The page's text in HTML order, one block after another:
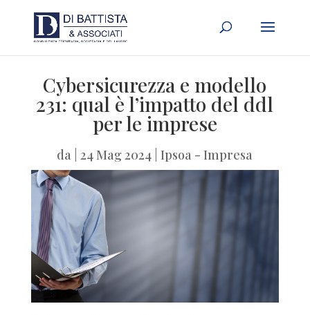
Cybersicurezza e modello
231: qual è l’impatto del ddl
per le imprese
da |24 Mag 2024 |Ipsoa - Impresa